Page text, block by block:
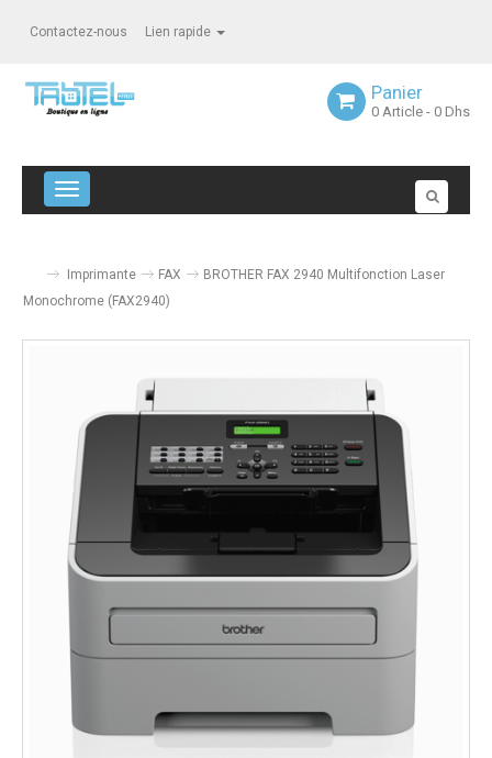
Contactez-nous Lien rapide
Panier
0 Article - 0 Dhs
Navigation bascule
Imprimante FAX
BROTHER FAX 2940 Multifonction Laser
Monochrome (FAX2940)